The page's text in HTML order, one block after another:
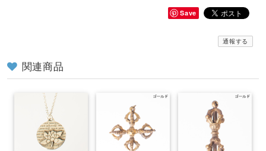
Save
通報する
関連商品